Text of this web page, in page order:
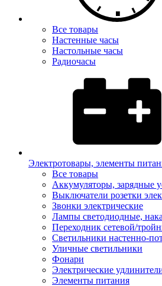
Все товары
Настенные часы
Настольные часы
Радиочасы
Электротовары, элементы
Все товары
Аккумуляторы, зарядные
Выключатели розетки
Звонки электрические
Лампы светодиодные,
Переходник сетевой/
Светильники настенно-
Уличные светильники
Фонари
Электрические
Элементы питания